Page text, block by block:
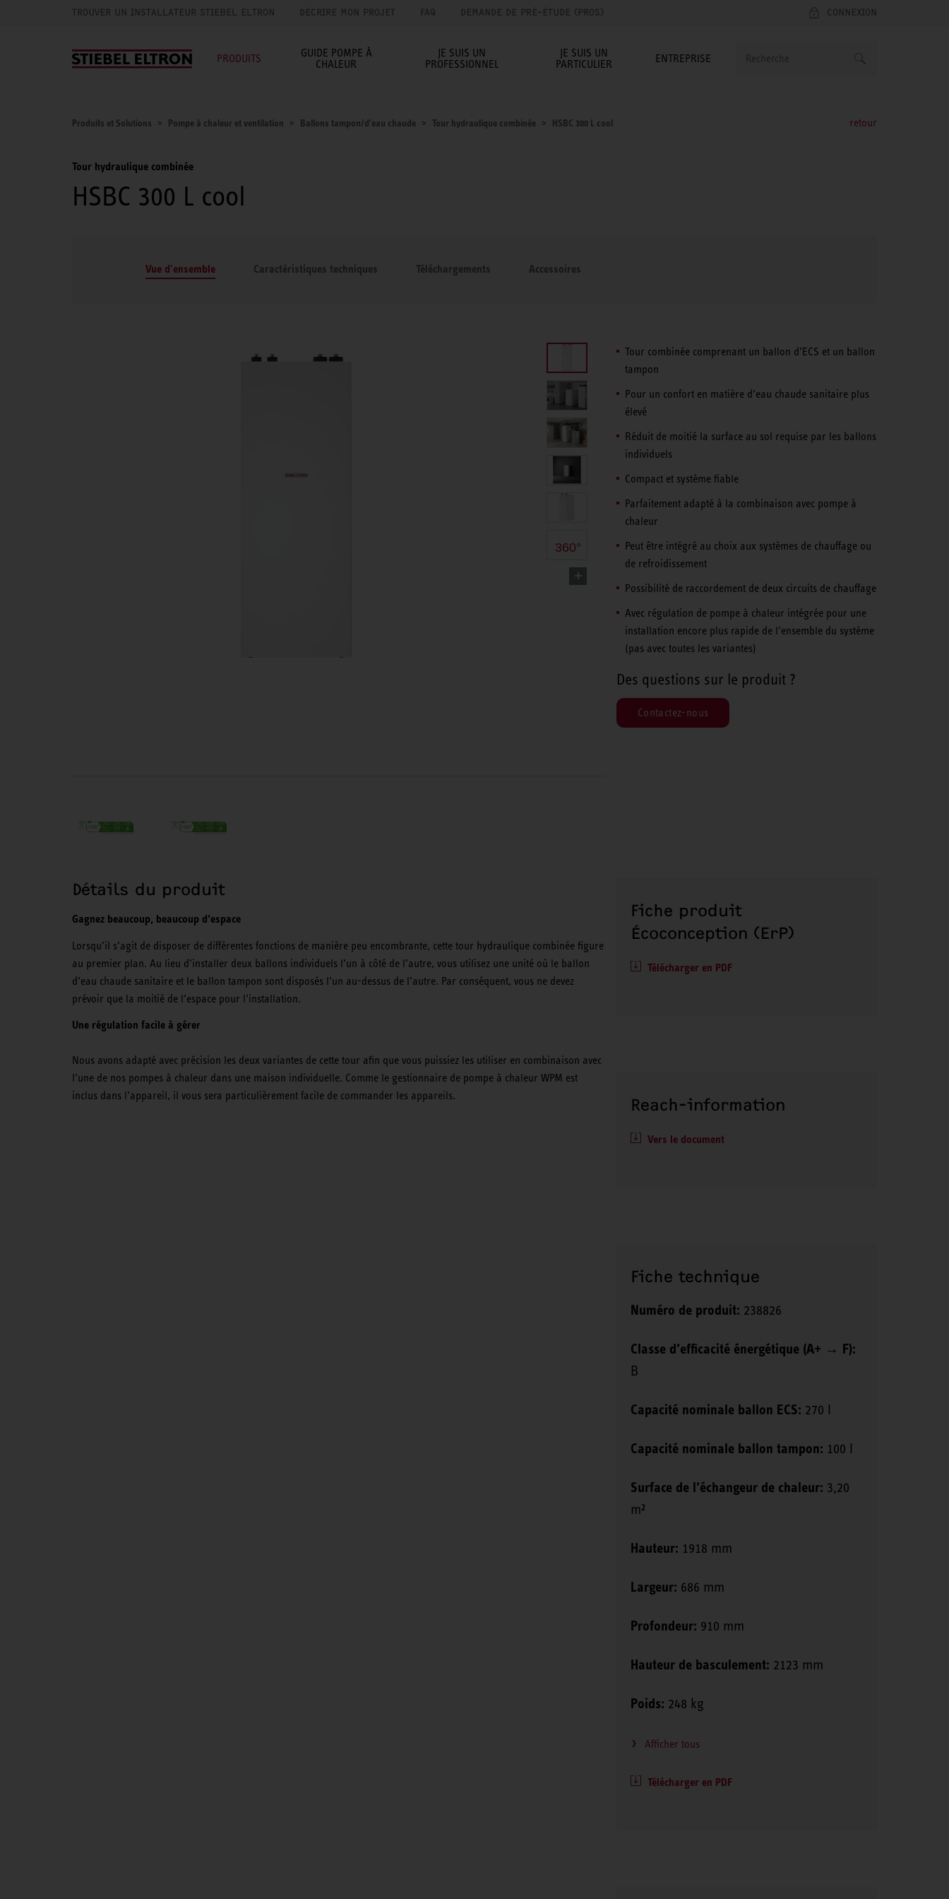
TROUVER UN INSTALLATEUR STIEBEL ELTRON DÉCRIRE MON PROJET FAQ DEMANDE DE PRÉ-ÉTUDE (PROS) CONNEXION
PRODUITS
GUIDE POMPE À
CHALEUR
JE SUIS UN
PROFESSIONNEL
JE SUIS UN
PARTICULIER
ENTREPRISE
Produits et Solutions Pompe à chaleur et ventilation Ballons tampon/d'eau chaude Tour hydraulique combinée HSBC 300 L cool retour
Tour hydraulique combinée
HSBC 300 L cool
Vue d'ensemble Caractéristiques techniques Téléchargements Accessoires
360°
Tour combinée comprenant un ballon d’ECS et un ballon
tampon
Pour un confort en matière d’eau chaude sanitaire plus
élevé
Réduit de moitié la surface au sol requise par les ballons
individuels
Compact et système fiable
Parfaitement adapté à la combinaison avec pompe à
chaleur
Peut être intégré au choix aux systèmes de chauffage ou
de refroidissement
Possibilité de raccordement de deux circuits de chauffage
Avec régulation de pompe à chaleur intégrée pour une
installation encore plus rapide de l’ensemble du système
(pas avec toutes les variantes)
Des questions sur le produit ?
Contactez-nous
Détails du produit
Gagnez beaucoup, beaucoup d’espace
Lorsqu’il s’agit de disposer de différentes fonctions de manière peu encombrante, cette tour hydraulique combinée figure
au premier plan. Au lieu d’installer deux ballons individuels l’un à côté de l’autre, vous utilisez une unité où le ballon
d’eau chaude sanitaire et le ballon tampon sont disposés l’un au-dessus de l’autre. Par conséquent, vous ne devez
prévoir que la moitié de l’espace pour l’installation.
Une régulation facile à gérer
Nous avons adapté avec précision les deux variantes de cette tour afin que vous puissiez les utiliser en combinaison avec
l’une de nos pompes à chaleur dans une maison individuelle. Comme le gestionnaire de pompe à chaleur WPM est
inclus dans l’appareil, il vous sera particulièrement facile de commander les appareils.
Fiche produit
Écoconception (ErP)
Télécharger en PDF
Reach-information
Vers le document
Fiche technique
Numéro de produit: 238826
Classe d’efficacité énergétique (A+ → F):
B
Capacité nominale ballon ECS: 270 l
Capacité nominale ballon tampon: 100 l
Surface de l’échangeur de chaleur: 3,20
m²
Hauteur: 1918 mm
Largeur: 686 mm
Profondeur: 910 mm
Hauteur de basculement: 2123 mm
Poids: 248 kg
Afficher tous
Télécharger en PDF